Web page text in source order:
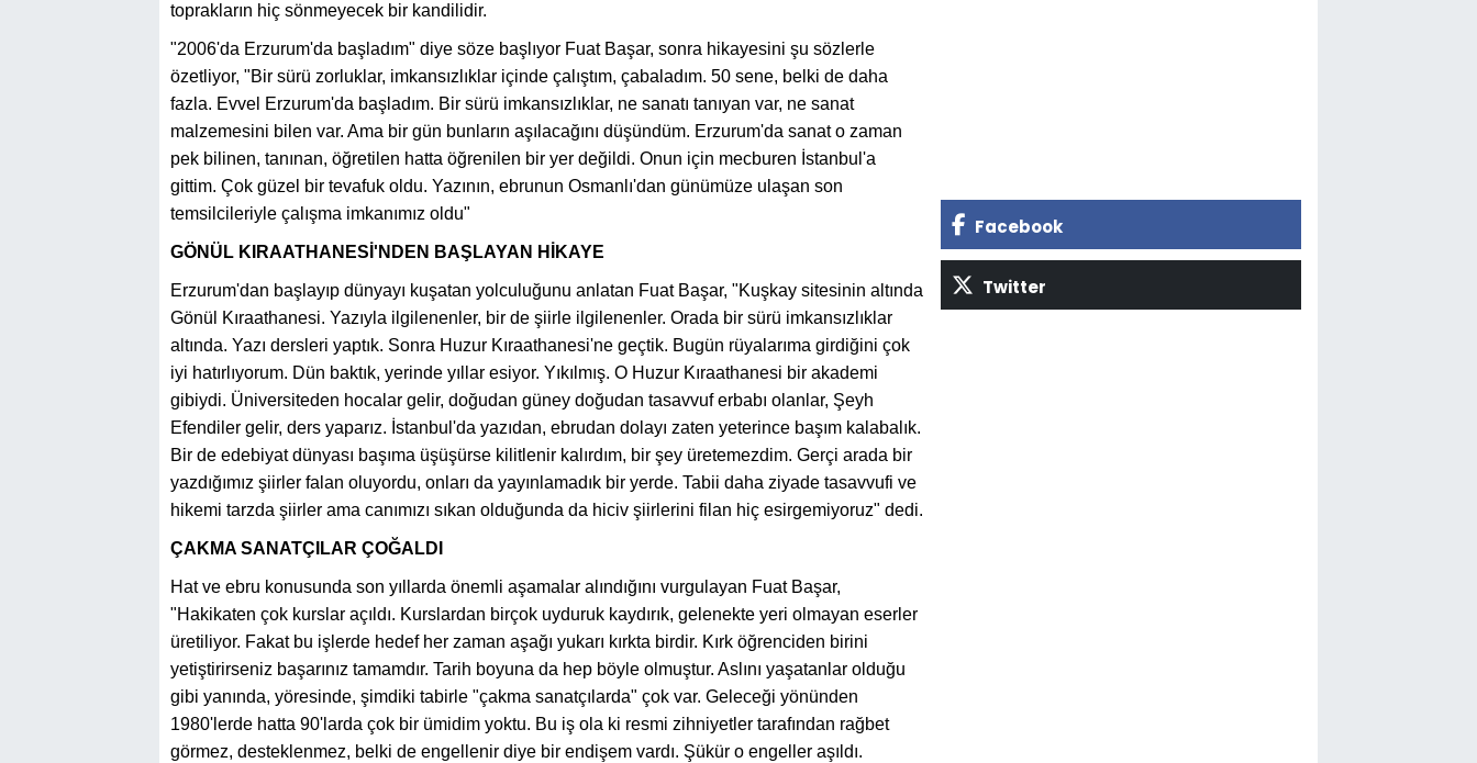
toprakların hiç sönmeyecek bir kandilidir.
"2006'da Erzurum'da başladım" diye söze başlıyor Fuat Başar, sonra hikayesini şu sözlerle
özetliyor, "Bir sürü zorluklar, imkansızlıklar içinde çalıştım, çabaladım. 50 sene, belki de daha
fazla. Evvel Erzurum'da başladım. Bir sürü imkansızlıklar, ne sanatı tanıyan var, ne sanat
malzemesini bilen var. Ama bir gün bunların aşılacağını düşündüm. Erzurum'da sanat o zaman
pek bilinen, tanınan, öğretilen hatta öğrenilen bir yer değildi. Onun için mecburen İstanbul'a
gittim. Çok güzel bir tevafuk oldu. Yazının, ebrunun Osmanlı'dan günümüze ulaşan son
temsilcileriyle çalışma imkanımız oldu"
GÖNÜL KIRAATHANESİ'NDEN BAŞLAYAN HİKAYE
Erzurum'dan başlayıp dünyayı kuşatan yolculuğunu anlatan Fuat Başar, "Kuşkay sitesinin altında
Gönül Kıraathanesi. Yazıyla ilgilenenler, bir de şiirle ilgilenenler. Orada bir sürü imkansızlıklar
altında. Yazı dersleri yaptık. Sonra Huzur Kıraathanesi'ne geçtik. Bugün rüyalarıma girdiğini çok
iyi hatırlıyorum. Dün baktık, yerinde yıllar esiyor. Yıkılmış. O Huzur Kıraathanesi bir akademi
gibiydi. Üniversiteden hocalar gelir, doğudan güney doğudan tasavvuf erbabı olanlar, Şeyh
Efendiler gelir, ders yaparız. İstanbul'da yazıdan, ebrudan dolayı zaten yeterince başım kalabalık.
Bir de edebiyat dünyası başıma üşüşürse kilitlenir kalırdım, bir şey üretemezdim. Gerçi arada bir
yazdığımız şiirler falan oluyordu, onları da yayınlamadık bir yerde. Tabii daha ziyade tasavvufi ve
hikemi tarzda şiirler ama canımızı sıkan olduğunda da hiciv şiirlerini filan hiç esirgemiyoruz" dedi.
ÇAKMA SANATÇILAR ÇOĞALDI
Hat ve ebru konusunda son yıllarda önemli aşamalar alındığını vurgulayan Fuat Başar,
"Hakikaten çok kurslar açıldı. Kurslardan birçok uyduruk kaydırık, gelenekte yeri olmayan eserler
üretiliyor. Fakat bu işlerde hedef her zaman aşağı yukarı kırkta birdir. Kırk öğrenciden birini
yetiştirirseniz başarınız tamamdır. Tarih boyuna da hep böyle olmuştur. Aslını yaşatanlar olduğu
gibi yanında, yöresinde, şimdiki tabirle "çakma sanatçılarda" çok var. Geleceği yönünden
1980'lerde hatta 90'larda çok bir ümidim yoktu. Bu iş ola ki resmi zihniyetler tarafından rağbet
görmez, desteklenmez, belki de engellenir diye bir endişem vardı. Şükür o engeller aşıldı.
Facebook
Twitter